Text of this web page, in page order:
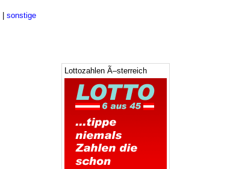
sonstige
Lottozahlen Ã–sterreich